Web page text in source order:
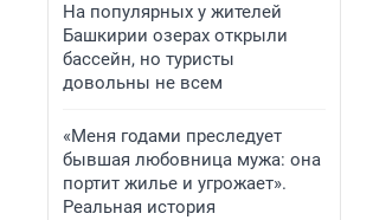
На популярных у жителей
Башкирии озерах открыли
бассейн, но туристы
довольны не всем
«Меня годами преследует
бывшая любовница мужа: она
портит жилье и угрожает».
Реальная история